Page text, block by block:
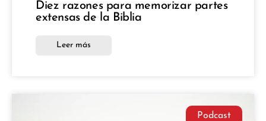
Diez razones para memorizar partes
extensas de la Biblia
Leer más
Podcast